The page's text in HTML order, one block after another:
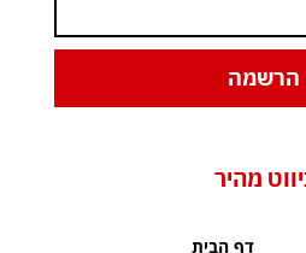
הרשמה
מהיר
דף הבית